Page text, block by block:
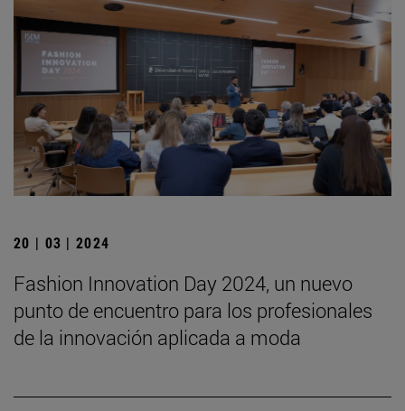
20 | 03 | 2024
Fashion Innovation Day 2024, un nuevo
punto de encuentro para los profesionales
de la innovación aplicada a moda